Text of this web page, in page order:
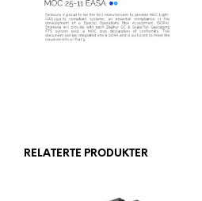
RELATERTE PRODUKTER